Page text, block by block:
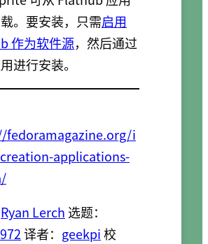
。要安装，只需启用
作为软件源，然后通过
进行安装。
fedoramagazine.org/i
applications-
Ryan Lerch 选题：
译者： geekpi校